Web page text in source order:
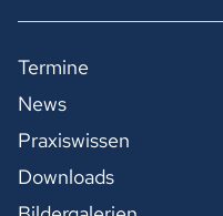
Termine
News
Praxiswissen
Downloads